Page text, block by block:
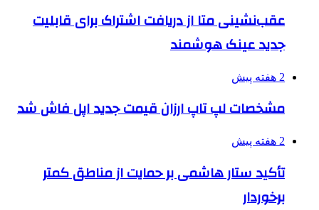
عقب‌نشینی متا از دریافت اشتراک برای قابلیت
جدید عینک هوشمند
2 هفته پیش
مشخصات لپ تاپ ارزان قیمت جدید اپل فاش شد
2 هفته پیش
تأکید ستار هاشمی بر حمایت از مناطق کمتر
برخوردار